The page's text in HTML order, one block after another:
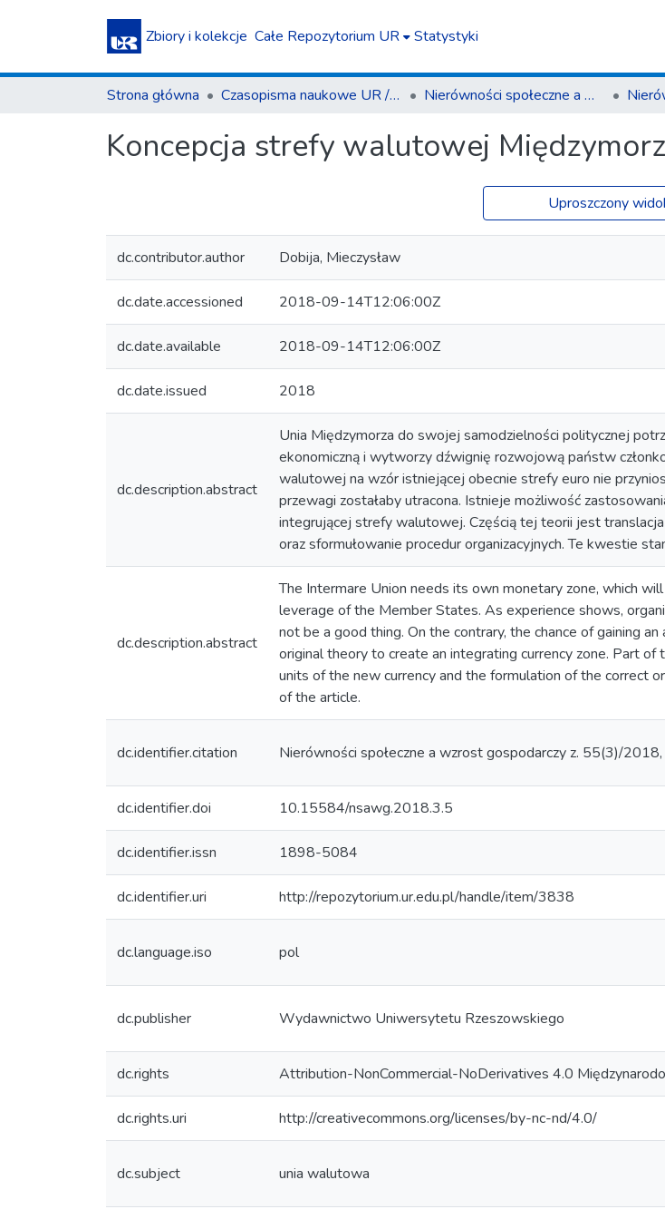
Zbiory i kolekcje Całe Repozytorium UR Statystyki
Strona główna Czasopisma naukowe UR / Scientific Journals Nierówności społeczne a wzrost gospodarczy
Koncepcja strefy walutowej
Uproszczony
dc.contributor.author Dobija, Mieczysław
dc.date.accessioned 2018-09-14T12:06:00Z
dc.date.available 2018-09-14T12:06:00Z
dc.date.issued 2018
dc.description.abstract
Unia Międzymorza do swojej samodzielności politycznej
ekonomiczną i wytworzy dźwignię rozwojową państw
walutowej na wzór istniejącej obecnie strefy euro nie
przewagi zostałaby utracona. Istnieje możliwość
integrującej strefy walutowej. Częścią tej teorii jest
oraz sformułowanie procedur organizacyjnych. Te kwestie
dc.description.abstract
The Intermare Union needs its own monetary zone, which
leverage of the Member States. As experience shows,
not be a good thing. On the contrary, the chance of gaining
original theory to create an integrating currency zone. Part
units of the new currency and the formulation of the correct
of the article.
dc.identifier.citation Nierówności społeczne a wzrost gospodarczy z. 55(3)/
dc.identifier.doi 10.15584/nsawg.2018.3.5
dc.identifier.issn 1898-5084
dc.identifier.uri http://repozytorium.ur.edu.pl/handle/item/3838
dc.language.iso pol
dc.publisher Wydawnictwo Uniwersytetu Rzeszowskiego
dc.rights Attribution-NonCommercial-NoDerivatives 4.0
dc.rights.uri http://creativecommons.org/licenses/by-nc-nd/4.0/
dc.subject unia walutowa